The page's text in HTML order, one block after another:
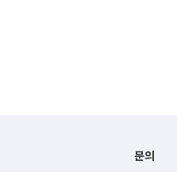
문의